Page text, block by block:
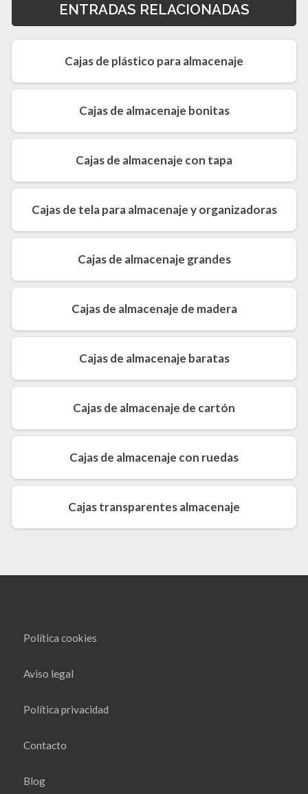
ENTRADAS RELACIONADAS
Cajas de plástico para almacenaje
Cajas de almacenaje bonitas
Cajas de almacenaje con tapa
Cajas de tela para almacenaje y organizadoras
Cajas de almacenaje grandes
Cajas de almacenaje de madera
Cajas de almacenaje baratas
Cajas de almacenaje de cartón
Cajas de almacenaje con ruedas
Cajas transparentes almacenaje
Política cookies
Aviso legal
Política privacidad
Contacto
Blog